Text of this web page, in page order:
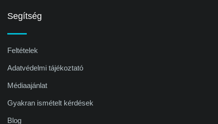
Segítség
Feltételek
Adatvédelmi tájékoztató
Médiaajánlat
Gyakran ismételt kérdések
Blog